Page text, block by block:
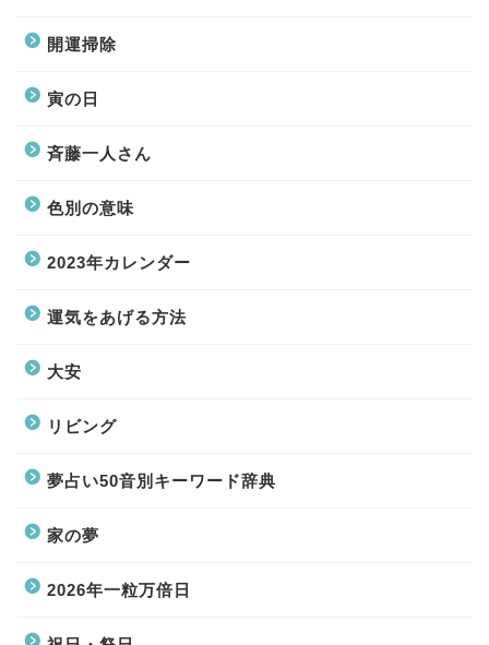
開運掃除
寅の日
斉藤一人さん
色別の意味
2023年カレンダー
運気をあげる方法
大安
リビング
夢占い50音別キーワード辞典
家の夢
2026年一粒万倍日